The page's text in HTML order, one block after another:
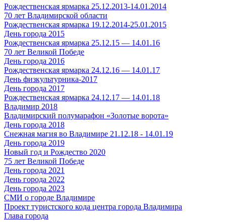
Рождественская ярмарка 25.12.2013-14.01.2014
70 лет Владимирской области
Рождественская ярмарка 19.12.2014-25.01.2015
День города 2015
Рождественская ярмарка 25.12.15 — 14.01.16
70 лет Великой Победе
День города 2016
Рождественская ярмарка 24.12.16 — 14.01.17
День физкультурника-2017
День города 2017
Рождественская ярмарка 24.12.17 — 14.01.18
Владимир 2018
Владимирский полумарафон «Золотые ворота»
День города 2018
Снежная магия во Владимире 21.12.18 - 14.01.19
День города 2019
Новый год и Рождество 2020
75 лет Великой Победе
День города 2021
День города 2022
День города 2023
СМИ о городе Владимире
Проект туристского кода центра города Владимира
Глава города